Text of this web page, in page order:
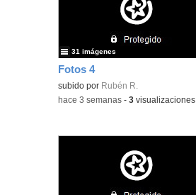
Fotos 4
Contenido educativo.
subido por Rubén R.
31 imágenes
-hace 3 semanas -3 visualizaciones